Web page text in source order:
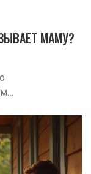
МАМУ?